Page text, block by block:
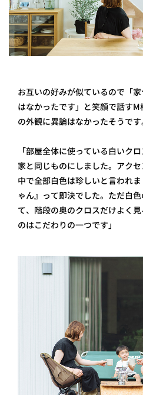
お互いの好みが似ているので「
はなかったです」と笑顔で話す
の外観に異論はなかったそうです
「部屋全体に使っている白いク
家と同じものにしました。アク
中で全部白色は珍しいと言われ
ゃん』って即決でした。ただ白
て、階段の奥のクロスだけよく
のはこだわりの一つです」